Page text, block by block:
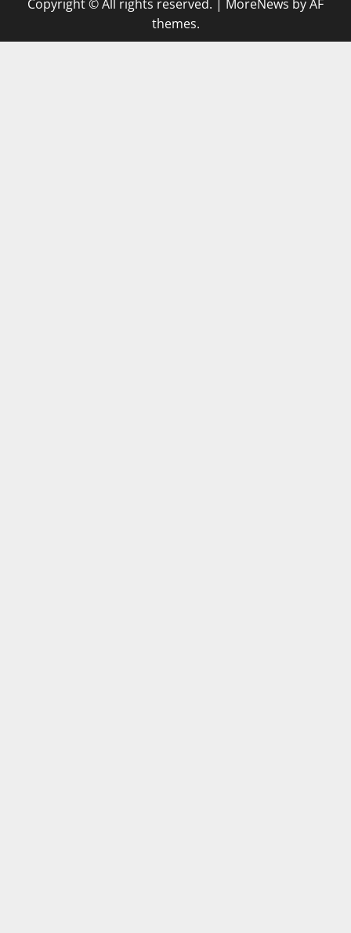
Copyright © All rights reserved. MoreNews by AF
themes.